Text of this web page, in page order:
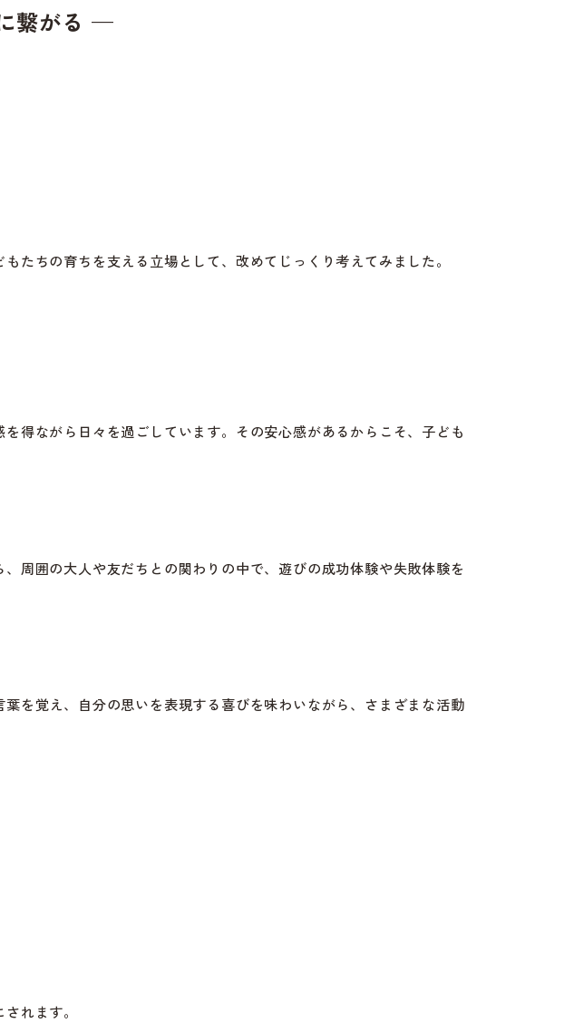
繋がる —
たちの育ちを支える立場として、改めてじっくり考えてみました。
得ながら日々を過ごしています。その安心感があるからこそ、子ども
周囲の大人や友だちとの関わりの中で、遊びの成功体験や失敗体験を
を覚え、自分の思いを表現する喜びを味わいながら、さまざまな活動
れます。